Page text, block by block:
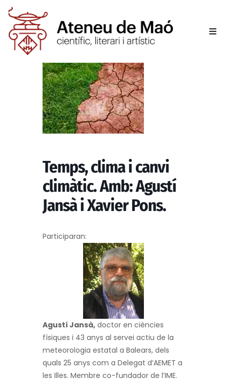
Temps, clima i canvi
climàtic. Amb: Agustí
Jansà i Xavier Pons.
Participaran:
Agustí Jansà, doctor en ciències
físiques i 43 anys al servei actiu de la
meteorologia estatal a Balears, dels
quals 25 anys com a Delegat d’AEMET a
les Illes. Membre co-fundador de l’IME.